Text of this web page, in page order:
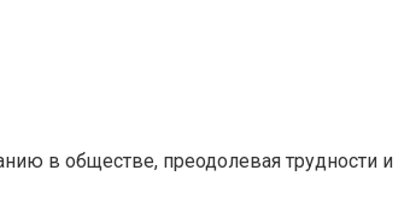
в обществе, преодолевая трудности и